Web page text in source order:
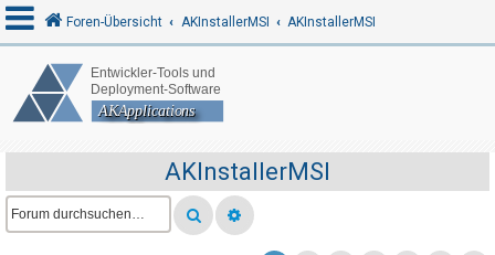
A
e
l
Foren-Übersicht AKInstallerMSI AKInstallerMSI
AKInstallerMSI